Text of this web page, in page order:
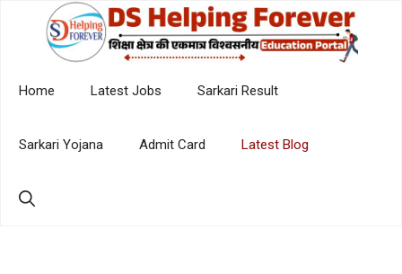
Home Latest Jobs Sarkari Result
Sarkari Yojana Admit Card Latest Blog